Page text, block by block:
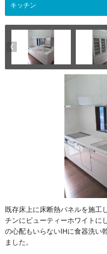
既存床上に床断熱パネルを施工
チンにビューティーホワイトに
の心配もいらないIHに食器洗い
ました。